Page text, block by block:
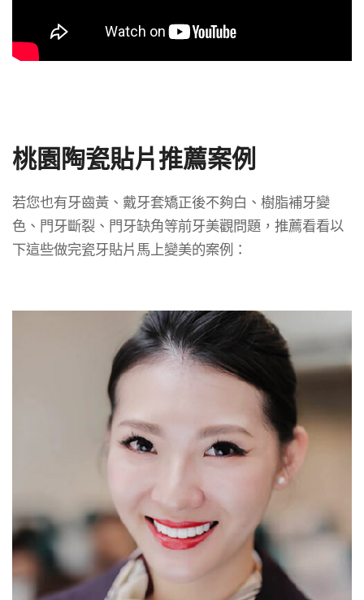
桃園陶瓷貼片推薦案例
若您也有牙齒黃、戴牙套矯正後不夠白、樹脂補牙變
色、門牙斷裂、門牙缺角等前牙美觀問題，推薦看看以
下這些做完瓷牙貼片馬上變美的案例：